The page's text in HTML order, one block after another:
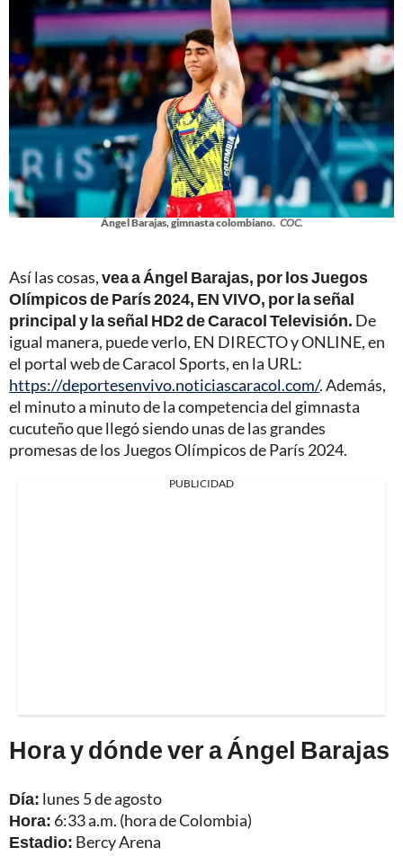
Ángel Barajas, gimnasta colombiano. COC.
Así las cosas,vea a Ángel Barajas, por los Juegos
Olímpicos de París 2024, EN VIVO, por la señal
principal y la señal HD2 de Caracol Televisión. De
igual manera, puede verlo, EN DIRECTO y ONLINE, en
el portal web de Caracol Sports, en la URL:
https://deportesenvivo.noticiascaracol.com/. Además,
el minuto a minuto de la competencia del gimnasta
cucuteño que llegó siendo unas de las grandes
promesas de los Juegos Olímpicos de París 2024.
PUBLICIDAD
Hora y dónde ver a Ángel Barajas
Día: lunes 5 de agosto
Hora: 6:33 a.m. (hora de Colombia)
Estadio: Bercy Arena